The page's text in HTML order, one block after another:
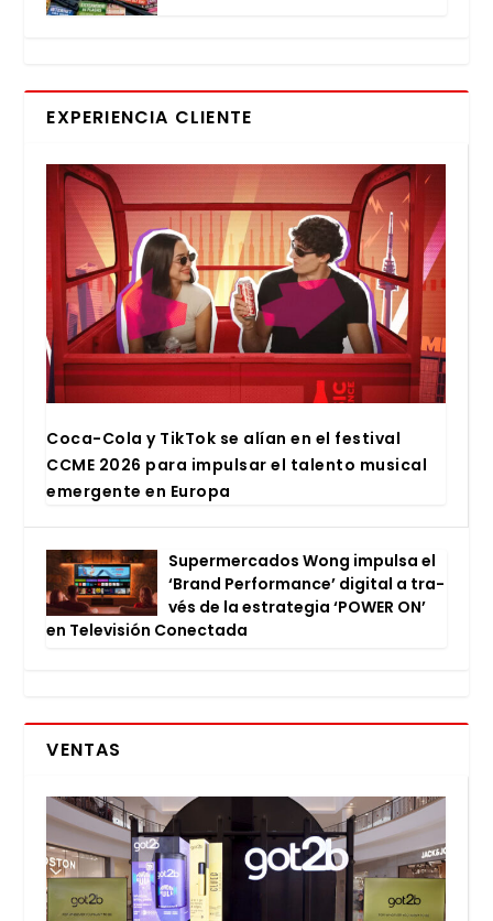
EXPERIENCIA CLIENTE
Coca-Cola y Tik­Tok se alían en el fes­ti­val
CCME 2026 para impul­sar el talen­to musi­cal
emer­gen­te en Euro­pa
Super­mer­ca­dos Wong impul­sa el
‘Brand Per­for­man­ce’ digi­tal a tra­
vés de la estra­te­gia ‘POWER ON’
en Tele­vi­sión Conec­ta­da
VENTAS